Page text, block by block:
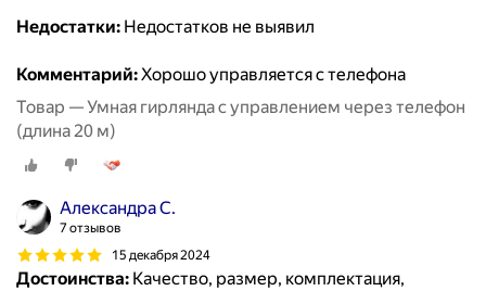
Недостатки: Недостатков не выявил
Комментарий:Хорошо управляется с телефона
Товар — Умная гирлянда с управлением через телефон
(длина 20 м)
Александра С.
7 отзывов
15 декабря 2024
Достоинства: Качество, размер, комплектация,